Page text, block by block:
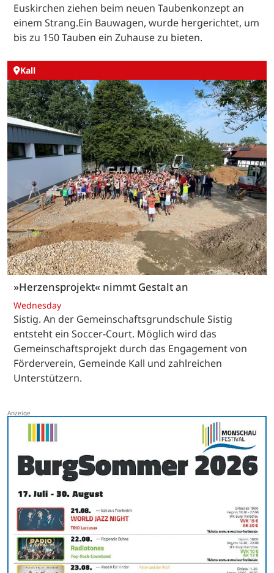
Euskirchen ziehen beim neuen Taubenkonzept an
einem Strang.Ein Bauwagen, wurde hergerichtet, um
bis zu 150 Tauben ein Zuhause zu bieten.
Kall
»Herzensprojekt« nimmt Gestalt an
Wednesday
Sistig. An der Gemeinschaftsgrundschule Sistig
entsteht ein Soccer-Court. Möglich wird das
Gemeinschaftsprojekt durch das Engagement von
Förderverein, Gemeinde Kall und zahlreichen
Unterstützern.